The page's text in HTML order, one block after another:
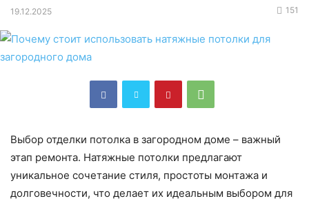
19.12.2025 151
Выбор отделки потолка в загородном доме – важный
этап ремонта. Натяжные потолки предлагают
уникальное сочетание стиля, простоты монтажа и
долговечности, что делает их идеальным выбором для